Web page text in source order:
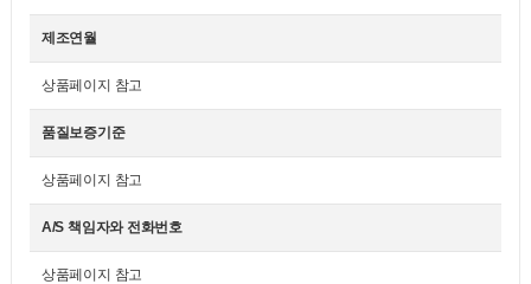
제조연월
상품페이지 참고
품질보증기준
상품페이지 참고
A/S 책임자와 전화번호
상품페이지 참고